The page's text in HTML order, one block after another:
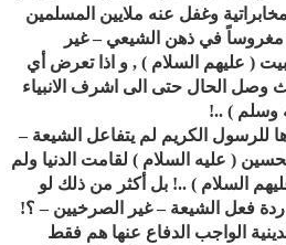
وغفل عنه ملايين المسلمين
مغروساً في ذهن الشيعي – غير
( عليهم السلام ) , و اذا تعرض أي
وصل الحال حتى الى اشرف الانبياء
وسلم ) ..!
للرسول الكريم لم يتفاعل الشيعة –
( عليه السلام ) لقامت الدنيا ولم
السلام ) ..! بل أكثر من ذلك لو
فعل الشيعة – غير الصرخيين – ؟!
الواجب الدفاع عنها هم فقط